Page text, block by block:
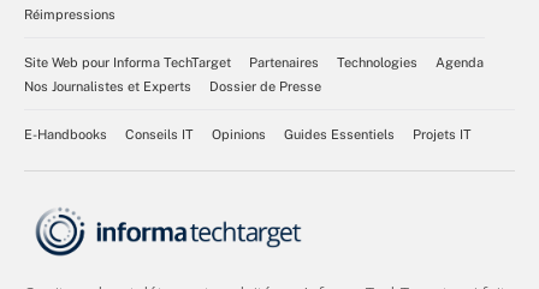
Réimpressions
Site Web pour Informa TechTarget Partenaires Technologies
Agenda
Nos Journalistes et Experts
Dossier de Presse
E-Handbooks Conseils IT Opinions Guides Essentiels Projets IT